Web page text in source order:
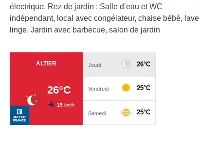
électrique. Rez de jardin : Salle d’eau et WC
indépendant, local avec congélateur, chaise bébé, lave
linge. Jardin avec barbecue, salon de jardin